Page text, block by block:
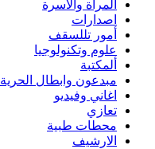
المراة والاسرة
اصدارات
أمور تللسقف
علوم وتكنولوجيا
ألمكتبة
مبدعون وابطال الحرية
اغاني وفيديو
تعازي
محطات طبية
الارشيف